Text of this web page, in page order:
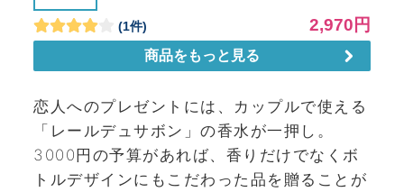
恋人へのプレゼントには、カップルで使える
「レールデュサボン」の香水が一押し。
3000円の予算があれば、香りだけでなくボ
トルデザインにもこだわった品を贈ることが